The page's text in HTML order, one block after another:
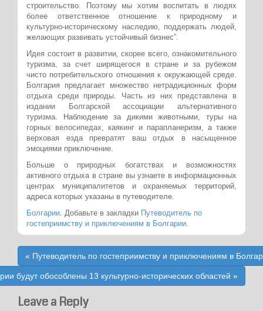
строительство. Поэтому мы хотим воспитать в людях
более ответственное отношение к природному и
культурно-историческому наследию, поддержать людей,
желающих развивать устойчивый бизнес”.
Идея состоит в развитии, скорее всего, ознакомительного
туризма, за счет ширящегося в стране и за рубежом
чисто потребительского отношения к окружающей среде.
Болгария предлагает множество нетрадиционных форм
отдыха среди природы. Часть из них представлена в
издании Болгарской ассоциации альтернативного
туризма. Наблюдение за дикими животными, туры на
горных велосипедах, каякинг и парапланеризм, а также
верховая езда превратят ваш отдых в насыщенное
эмоциями приключение.
Больше о природных богатствах и возможностях
активного отдыха в стране вы узнаете в информационных
центрах муниципалитетов и охраняемых территорий,
адреса которых указаны в путеводителе.
Болгарии . Добавьте в закладки Путеводитель по
гостеприимству и приключениям в Болгарии
Post
navigation
« Путеводитель по гостеприимству и приключениям в
будут обособлены 13 культурно-исторических областей »
Leave a Reply